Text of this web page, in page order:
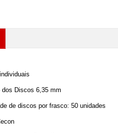
dos Discos 6,35 mm
de discos por frasco: 50 unidades